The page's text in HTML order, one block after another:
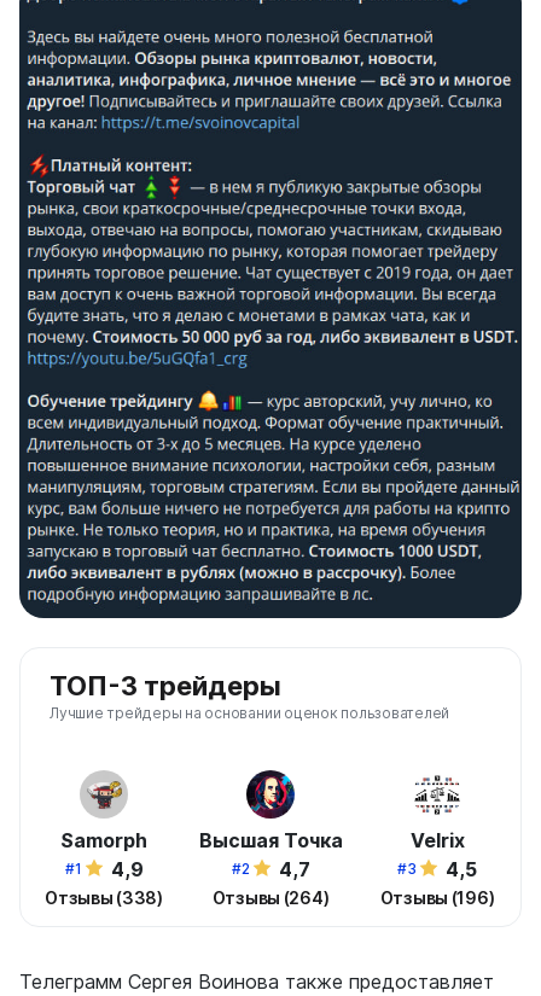
ТОП-3 трейдеры
Лучшие трейдеры на основании оценок пользователей
Samorph
#1 4,9
Отзывы (338)
Высшая Точка
#2 4,7
Отзывы (264)
Velrix
#3 4,5
Отзывы (196)
Телеграмм Сергея Воинова также предоставляет